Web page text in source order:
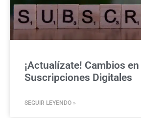
¡Actualízate! Cambios en
Suscripciones Digitales
SEGUIR LEYENDO »